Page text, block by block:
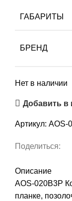
ГАБАРИТЫ
БРЕНД
Нет в наличии
Добавить в
Артикул: AOS-
Поделиться:
Описание
AOS-020B3P
планке,